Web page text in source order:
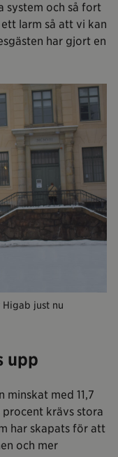
system och så fort
larm så att vi kan
har gjort en
Higab just nu
upp
minskat med 11,7
krävs stora
har skapats för att
och mer